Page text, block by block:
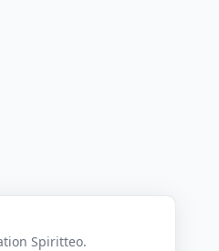
Spiritteo.